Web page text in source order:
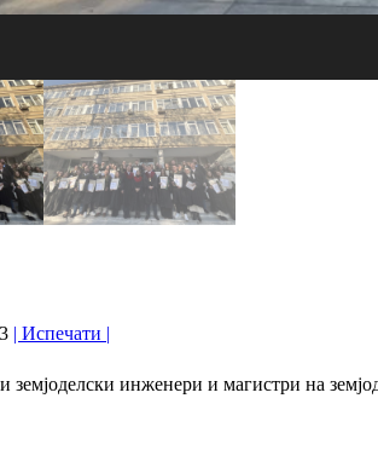
| Испечати |
земјоделски инженери и магистри на